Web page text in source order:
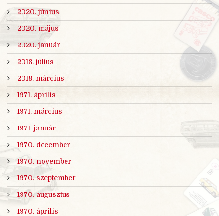
2020. június
2020. május
2020. január
2018. július
2018. március
1971. április
1971. március
1971. január
1970. december
1970. november
1970. szeptember
1970. augusztus
1970. április